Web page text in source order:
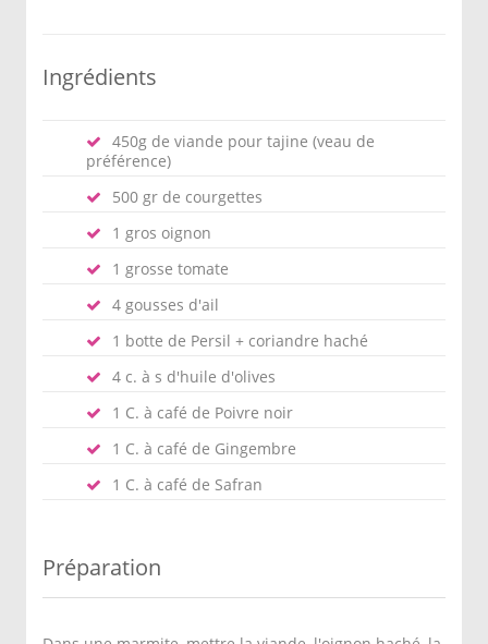
Ingrédients
450g de viande pour tajine (veau de
préférence)
500 gr de courgettes
1 gros oignon
1 grosse tomate
4 gousses d'ail
1 botte de Persil + coriandre haché
4 c. à s d'huile d'olives
1 C. à café de Poivre noir
1 C. à café de Gingembre
1 C. à café de Safran
Préparation